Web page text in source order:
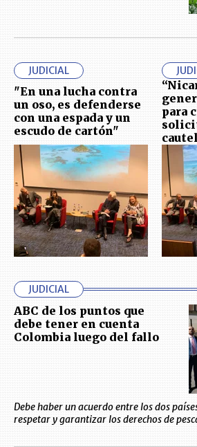
JUDICIAL
"En una lucha contra
un oso, es defenderse
con una espada y un
escudo de cartón"
para
JUDICIAL
ABC de los puntos que
debe tener en cuenta
Colombia luego del fallo
Debe haber un acuerdo entre los dos
respetar y garantizar los derechos de